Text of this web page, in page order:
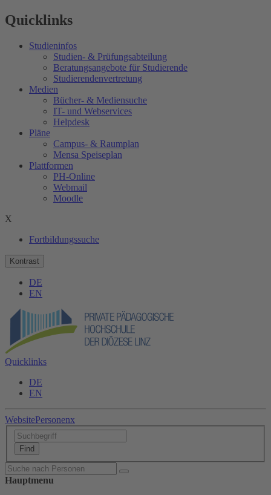
Quicklinks
Studieninfos
Studien- & Prüfungsabteilung
Beratungsangebote für Studierende
Studierendenvertretung
Medien
Bücher- & Mediensuche
IT- und Webservices
Helpdesk
Pläne
Campus- & Raumplan
Mensa Speiseplan
Plattformen
PH-Online
Webmail
Moodle
X
Fortbildungssuche
Kontrast
DE
EN
Quicklinks
DE
EN
WebsitePersonenx
Hauptmenu